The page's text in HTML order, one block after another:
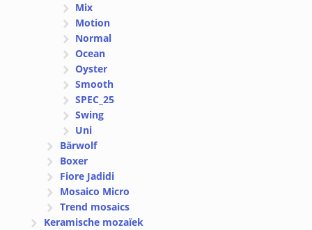
Mix
Motion
Normal
Ocean
Oyster
Smooth
SPEC_25
Swing
Uni
Bärwolf
Boxer
Fiore Jadidi
Mosaico Micro
Trend mosaics
Keramische mozaïek